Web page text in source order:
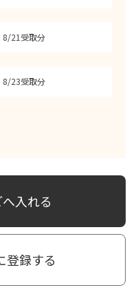
8/21受取分
8/23受取分
入れる
登録する